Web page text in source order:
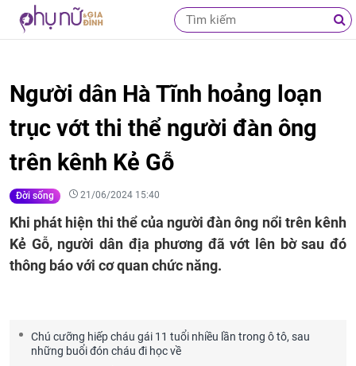
Người dân Hà Tĩnh hoảng loạn
trục vớt thi thể người đàn ông
trên kênh Kẻ Gỗ
Đời sống 21/06/2024 15:40
Khi phát hiện thi thể của người đàn ông nổi trên kênh
Kẻ Gỗ, người dân địa phương đã vớt lên bờ sau đó
thông báo với cơ quan chức năng.
Chú cưỡng hiếp cháu gái 11 tuổi nhiều lần trong ô tô, sau
những buổi đón cháu đi học về